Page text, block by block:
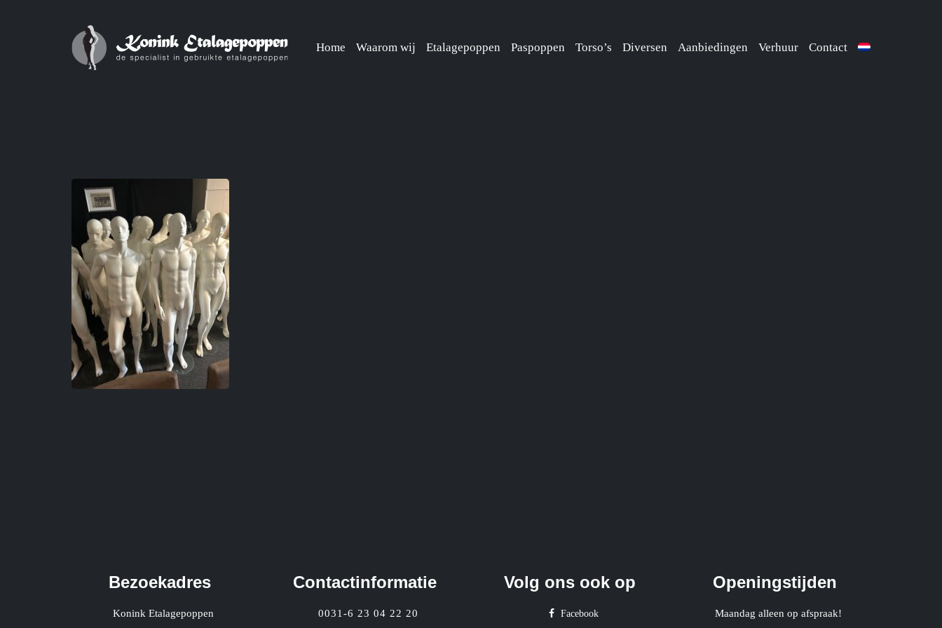
Home Waarom wij Etalagepoppen Paspoppen Torso’s Diversen Aanbiedingen Verhuur Contact
Bezoekadres
Konink Etalagepoppen
Contactinformatie
0031-6 23 04 22 20
Volg ons ook op
Facebook
Openingstijden
Maandag alleen op afspraak!